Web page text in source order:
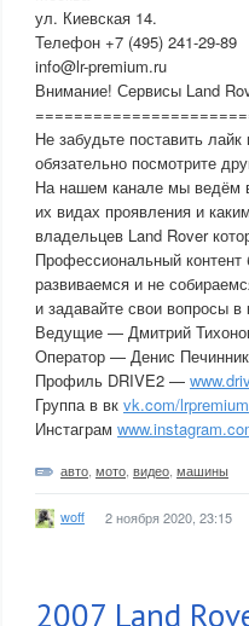
ул. Киевская 14.
Телефон +7 (495) 241-29-89
info@lr-premium.ru
Внимание! Сервисы Land
Не забудьте поставить
обязательно посмотрите
На нашем канале мы ведём
их видах проявления и
владельцев Land Rover
Профессиональный
развиваемся и не
и задавайте свои вопросы
Ведущие — Дмитрий
Оператор — Денис
Профиль DRIVE2 —
Группа в вк vk.com/lrpremium
Инстаграм
авто мото видео машины
woff 2 ноября 2020, 23:15
2007 Land